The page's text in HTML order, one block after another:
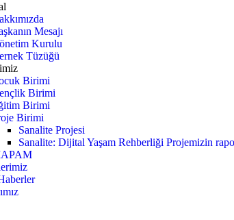
Mesajı
Kurulu
Tüzüğü
Birimi
Birimi
Birimi
Birimi
Sanalite Projesi
Sanalite: Dijital Yaşam Rehberliği Projemizin